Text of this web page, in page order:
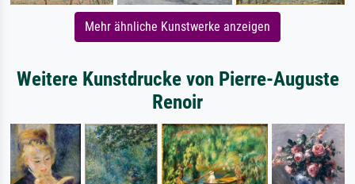
Mehr ähnliche Kunstwerke anzeigen
Weitere Kunstdrucke von Pierre-Auguste
Renoir